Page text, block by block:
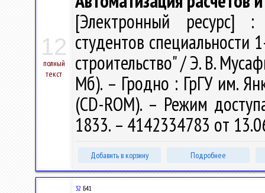
12
полный
текст
[Электронный ресурс] :
студентов
строительство" / Э. В.
Мб). – Гродно : ГрГУ им.
(CD-ROM). – Режим
1833. – 4142334783 от
Добавить в корзину Подробнее
32 Б41